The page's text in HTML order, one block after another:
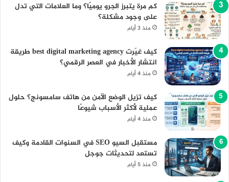
كم مرة يتبرز الجرو يوميًا؟ وما العلامات التي تدل
على وجود مشكلة؟
منذ 3 أيام
كيف غيّرت best digital marketing agency طريقة
انتشار الأخبار في العصر الرقمي؟
منذ 4 أيام
كيف تزيل الوضع الآمن من هاتف سامسونج؟ حلول
عملية لأكثر الأسباب شيوعًا
منذ 4 أيام
مستقبل السيو SEO في السنوات القادمة وكيف
تستعد لتحديثات جوجل
منذ 5 أيام